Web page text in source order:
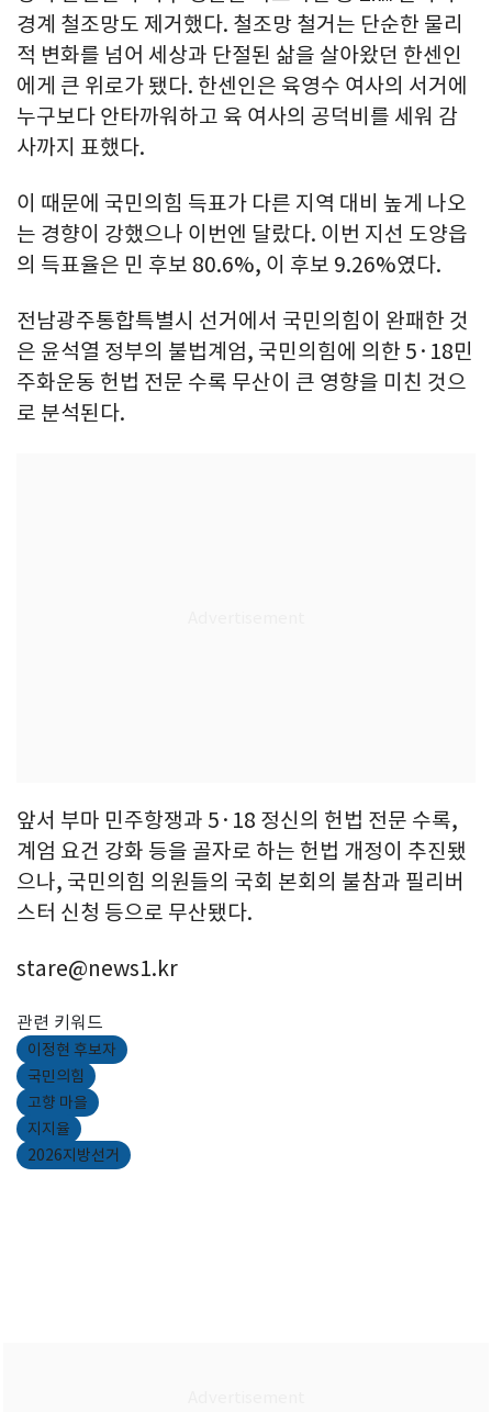
경계 철조망도 제거했다. 철조망 철거는 단순한 물리
적 변화를 넘어 세상과 단절된 삶을 살아왔던 한센인
에게 큰 위로가 됐다. 한센인은 육영수 여사의 서거에
누구보다 안타까워하고 육 여사의 공덕비를 세워 감
사까지 표했다.
이 때문에 국민의힘 득표가 다른 지역 대비 높게 나오
는 경향이 강했으나 이번엔 달랐다. 이번 지선 도양읍
의 득표율은 민 후보 80.6%, 이 후보 9.26%였다.
전남광주통합특별시 선거에서 국민의힘이 완패한 것
은 윤석열 정부의 불법계엄, 국민의힘에 의한 5·18민
주화운동 헌법 전문 수록 무산이 큰 영향을 미친 것으
로 분석된다.
앞서 부마 민주항쟁과 5·18 정신의 헌법 전문 수록,
계엄 요건 강화 등을 골자로 하는 헌법 개정이 추진됐
으나, 국민의힘 의원들의 국회 본회의 불참과 필리버
스터 신청 등으로 무산됐다.
stare@news1.kr
관련 키워드
이정현 후보자
국민의힘
고향 마을
지지율
2026지방선거